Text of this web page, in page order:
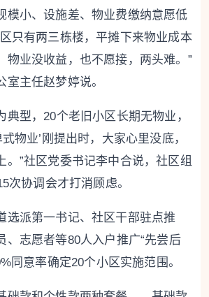
模小、设施差、物业费缴纳意愿低
只有两三栋楼，平摊下来物业成本
物业没收益，也不愿接，两头难。”
主任赵梦婷说。
型，20个老旧小区长期无物业，
物业’刚提出时，大家心里没底，
。”社区党委书记李中合说，社区组
次协调会才打消顾虑。
派第一书记、社区干部驻点推
、志愿者等80人入户推广“先尝后
同意率确定20个小区实施范围。